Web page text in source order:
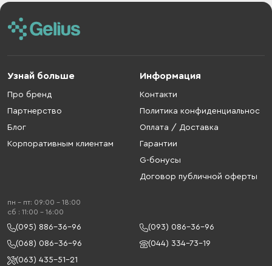
Узнай больше
Про бренд
Партнерство
Блог
Корпоративным клиентам
Информация
Контакти
Политика конфиденциальнос
Оплата / Доставка
Гарантии
G-бонусы
Договор публичной оферты
пн - пт: 09:00 - 18:00
cб : 11:00 - 16:00
(095) 886-36-96
(093) 086-36-96
(068) 086-36-96
(044) 334-73-19
(063) 435-51-21